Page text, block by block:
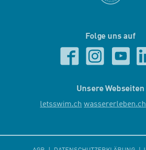
Folge uns auf
Unsere Webseiten
letsswim.ch wassererleben.ch